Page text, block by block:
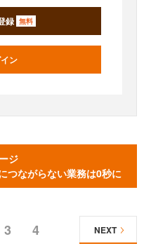
録 無料
ン
ジ
ながらない業務は0秒に
3 4 NEXT